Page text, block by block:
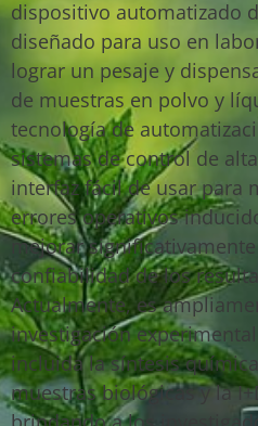
dispositivo automatizado
diseñado para uso en
lograr un pesaje y
de muestras en polvo y
tecnología de
sistemas de control de
interfaz fácil de usar para
errores operativos
mejorar
confiabilidad de los
Actualmente, es
investigación
incluida la síntesis
muestras biológicas y la